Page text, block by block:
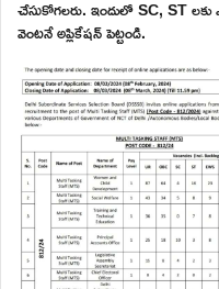
చేసుకోగలరు. ఇందులో SC, ST
వెంటనే అప్లికేషన్ పెట్టండి.